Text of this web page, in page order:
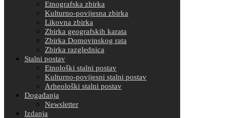
Etnografska zbirka
Kulturno-povijesna zbirka
Likovna zbirka
Zbirka geografskih karata
Zbirka Domovinskog rata
Zbirka razglednica
Stalni postav
Etnološki stalni postav
Kulturno-povijesni stalni postav
Arheološki stalni postav
Događanja
Newsletter
Izdanja